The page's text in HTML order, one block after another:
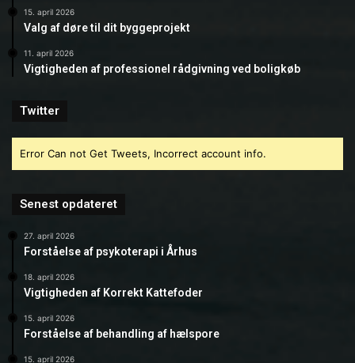
15. april 2026
Valg af døre til dit byggeprojekt
11. april 2026
Vigtigheden af professionel rådgivning ved boligkøb
Twitter
Error Can not Get Tweets, Incorrect account info.
Senest opdateret
27. april 2026
Forståelse af psykoterapi i Århus
18. april 2026
Vigtigheden af Korrekt Kattefoder
15. april 2026
Forståelse af behandling af hælspore
15. april 2026